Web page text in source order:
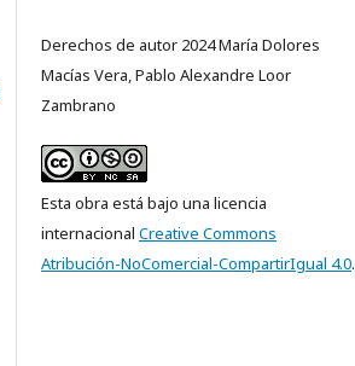
Derechos de autor 2024 María Dolores
Macías Vera, Pablo Alexandre Loor
Zambrano
Esta obra está bajo una licencia
internacional Creative Commons
Atribución-NoComercial-CompartirIgual 4.0.